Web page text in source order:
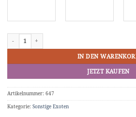
IN DEN
JETZT KAUFEN
Artikelnummer: 647
Kategorie: Sonstige Exoten